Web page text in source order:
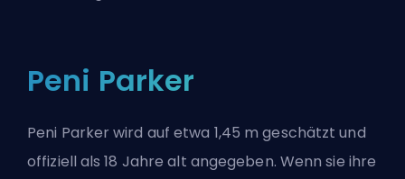
Peni Parker
Peni Parker wird auf etwa 1,45 m geschätzt und
offiziell als 18 Jahre alt angegeben. Wenn sie ihre